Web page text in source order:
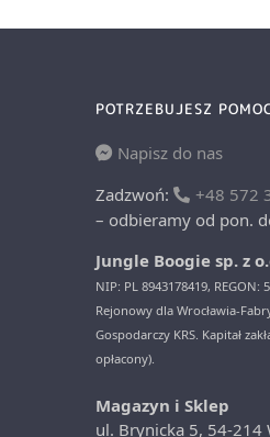
POTRZEBUJESZ
Napisz do nas
Zadzwoń:
+48 572
– odbieramy od pon.
Jungle Boogie sp. z
NIP: PL 8943178419, REGON:
Rejonowy dla Wrocławia-
Gospodarczy KRS. Kapitał
opłacony).
Magazyn i Sklep
ul. Brynicka 5, 54-214